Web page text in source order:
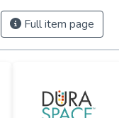
Full item page